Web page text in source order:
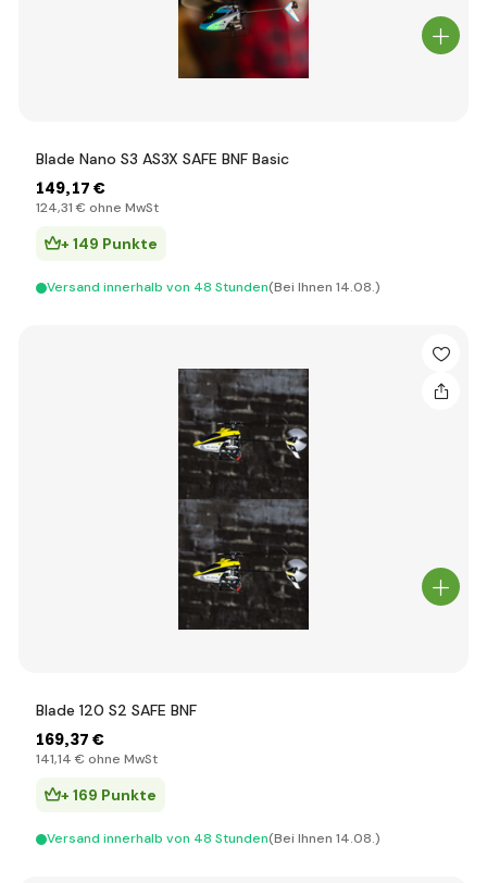
Blade Nano S3 AS3X SAFE BNF Basic
149,17 €
124,31 € ohne MwSt
+ 149 Punkte
Versand innerhalb von 48 Stunden(Bei Ihnen 14.08.)
Blade 120 S2 SAFE BNF
169,37 €
141,14 € ohne MwSt
+ 169 Punkte
Versand innerhalb von 48 Stunden(Bei Ihnen 14.08.)